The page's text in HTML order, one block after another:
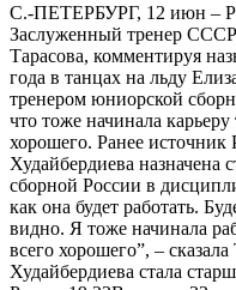
С.-ПЕТЕРБУРГ, 12 июн –
Заслуженный тренер
Тарасова, комментируя
года в танцах на льду
тренером юниорской
что тоже начинала
хорошего. Ранее
Худайбердиева
сборной России в
как она будет работать.
видно. Я тоже начинала
всего хорошего”, – сказала
Худайбердиева стала